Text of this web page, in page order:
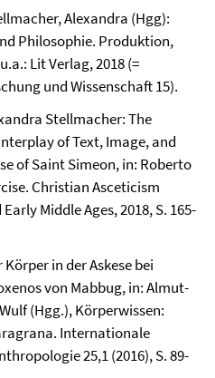
Alexandra (Hgg):
Philosophie. Produktion,
Lit Verlag, 2018 (=
und Wissenschaft 15).
Stellmacher: The
of Text, Image, and
of Saint Simeon, in: Roberto
Christian Asceticism
Middle Ages, 2018, S. 165-
in der Askese bei
von Mabbug, in: Almut-
(Hgg.), Körperwissen:
Internationale
25,1 (2016), S. 89-